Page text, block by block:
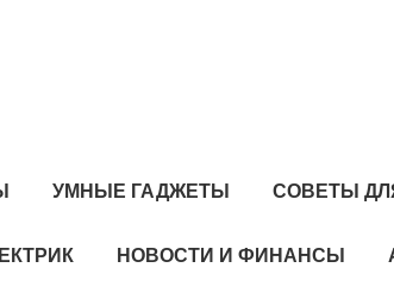
УМНЫЕ ГАДЖЕТЫ СОВЕТЫ
НОВОСТИ И ФИНАНСЫ